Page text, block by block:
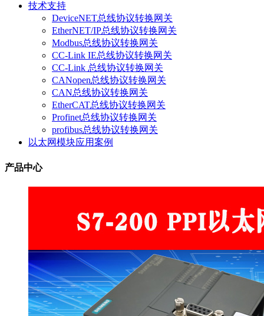
技术支持
DeviceNET总线协议转换网关
EtherNET/IP总线协议转换网关
Modbus总线协议转换网关
CC-Link IE总线协议转换网关
CC-Link 总线协议转换网关
CANopen总线协议转换网关
CAN总线协议转换网关
EtherCAT总线协议转换网关
Profinet总线协议转换网关
profibus总线协议转换网关
以太网模块应用案例
产品中心